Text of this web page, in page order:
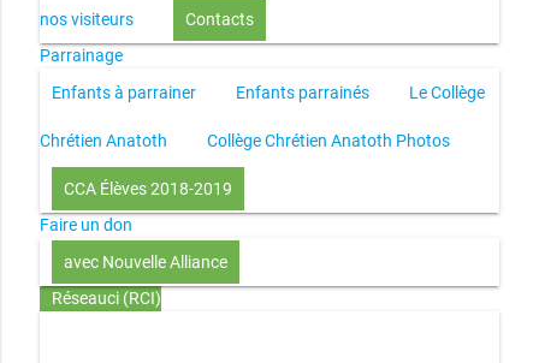
nos visiteurs
Contacts
Parrainage
Enfants à parrainer
Enfants parrainés Le Collège
Chrétien Anatoth Collège Chrétien Anatoth Photos
CCA Élèves 2018-2019
Faire un don
avec Nouvelle Alliance
Réseauci (RCI)